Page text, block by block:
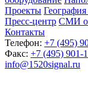
Проекты
Пресс-центр СМИ о
Контакты
Телефон: +7 (495)
Факс: +7 (495) 901-
info@1520signal.ru